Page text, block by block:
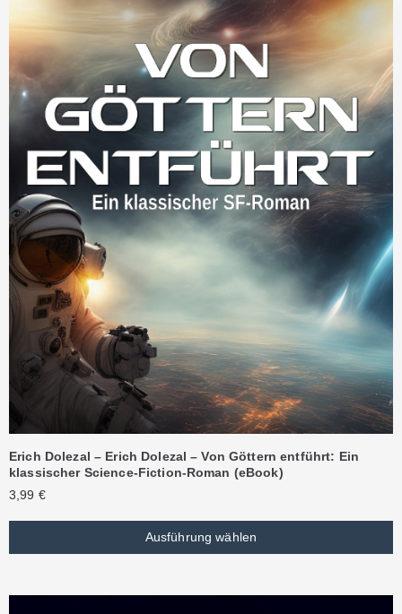
Erich Dolezal – Erich Dolezal – Von Göttern entführt: Ein
klassischer Science-Fiction-Roman (eBook)
3,99 €
Ausführung wählen